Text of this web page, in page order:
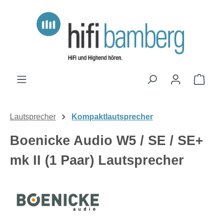
Zum Hauptinhalt springen
Lautsprecher Kompaktlautsprecher
Boenicke Audio W5 / SE / SE+
mk II (1 Paar) Lautsprecher